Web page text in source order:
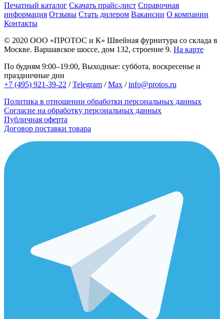
Печатный каталог Скачать прайс-лист Справочная
информация Отзывы Стать дилером Вакансии О компании
Контакты
© 2020 ООО «ПРОТОС и К» Швейная фурнитура со склада в
Москве. Варшавское шоссе, дом 132, строение 9. На карте
По будням 9:00–19:00, Выходные: суббота, воскресенье и
праздничные дни
+7 (495) 921-39-22 /Telegram /Max /info@protos.ru
Политика в отношении обработки персональных данных
Согласие на обработку персональных данных
Публичная оферта
Договор поставки товара